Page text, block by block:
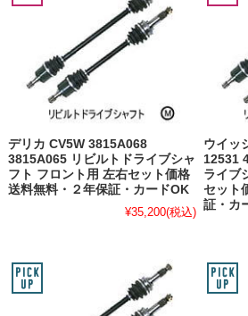
デリカ CV5W 3815A068
3815A065 リビルトドライブシャ
フト フロント用 左右セット価格
送料無料・２年保証・カードOK
¥35,200(税込)
ウイッ
12531
ライブ
セット
証・カ